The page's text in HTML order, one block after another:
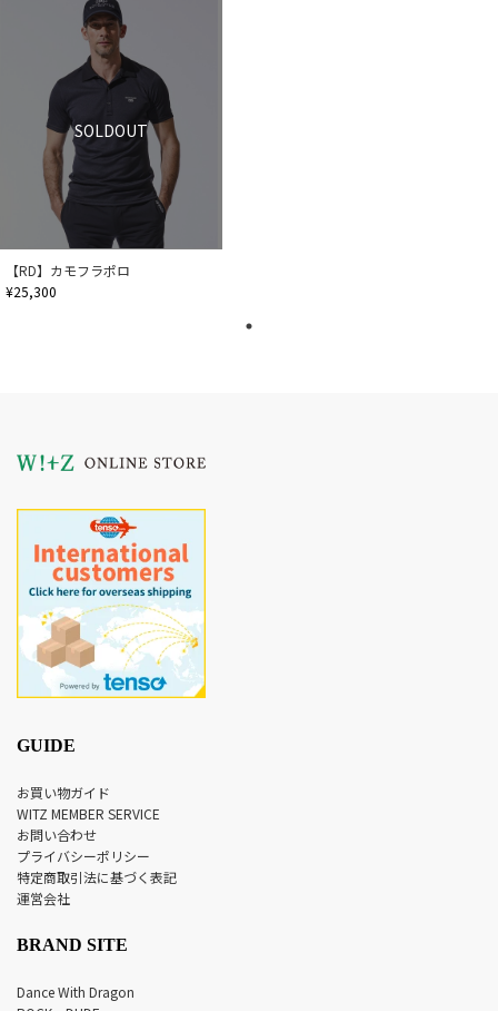
SOLDOUT
【RD】カモフラポロ
¥25,300
GUIDE
お買い物ガイド
WITZ MEMBER SERVICE
お問い合わせ
プライバシーポリシー
特定商取引法に基づく表記
運営会社
BRAND SITE
Dance With Dragon